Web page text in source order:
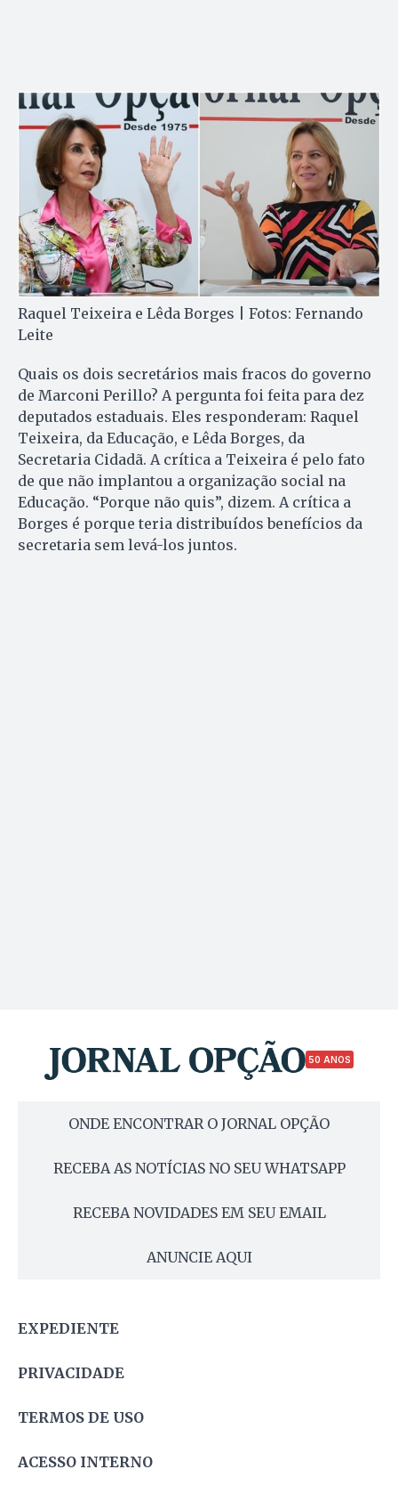
Raquel Teixeira e Lêda Borges | Fotos: Fernando
Leite
Quais os dois secretários mais fracos do governo
de Marconi Perillo? A pergunta foi feita para dez
deputados estaduais. Eles responderam: Raquel
Teixeira, da Educação, e Lêda Borges, da
Secretaria Cidadã. A crítica a Teixeira é pelo fato
de que não implantou a organização social na
Educação. “Porque não quis”, dizem. A crítica a
Borges é porque teria distribuídos benefícios da
secretaria sem levá-los juntos.
50 ANOS
ONDE ENCONTRAR O JORNAL OPÇÃO
RECEBA AS NOTÍCIAS NO SEU WHATSAPP
RECEBA NOVIDADES EM SEU EMAIL
ANUNCIE AQUI
EXPEDIENTE
PRIVACIDADE
TERMOS DE USO
ACESSO INTERNO